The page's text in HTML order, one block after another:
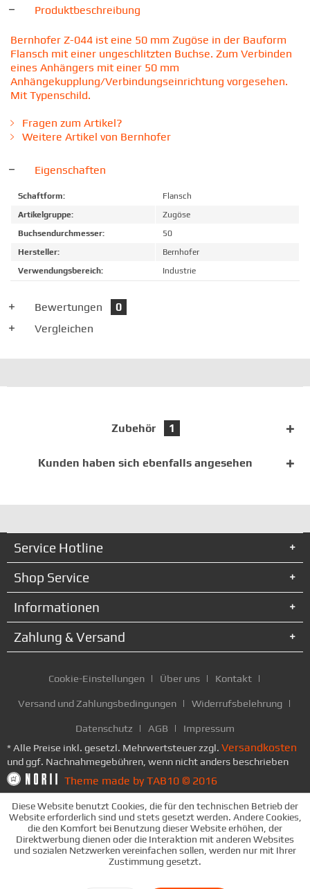
Produktbeschreibung
Bernhofer Z-044 ist eine 50 mm Zugöse in der Bauform
Flansch mit einer ungeschlitzten Buchse. Zum Verbinden
eines Anhängers mit einer 50 mm
Anhängekupplung/Verbindungseinrichtung vorgesehen.
Mit Typenschild.
Fragen zum Artikel?
Weitere Artikel von Bernhofer
Eigenschaften
Schaftform:
Flansch
Artikelgruppe:
Zugöse
Buchsendurchmesser:
50
Hersteller:
Bernhofer
Verwendungsbereich:
Industrie
Bewertungen
0
Vergleichen
Zubehör 1
Kunden haben sich ebenfalls angesehen
Service Hotline
Shop Service
Informationen
Zahlung & Versand
Cookie-Einstellungen Über uns Kontakt
Versand und Zahlungsbedingungen Widerrufsbelehrung
Datenschutz AGB
Impressum
* Alle Preise inkl. gesetzl. Mehrwertsteuer zzgl. Versandkosten
und ggf. Nachnahmegebühren, wenn nicht anders beschrieben
Theme made by TAB10 © 2016
Diese Website benutzt Cookies, die für den technischen Betrieb der
Website erforderlich sind und stets gesetzt werden. Andere Cookies,
die den Komfort bei Benutzung dieser Website erhöhen, der
Direktwerbung dienen oder die Interaktion mit anderen Websites
und sozialen Netzwerken vereinfachen sollen, werden nur mit Ihrer
Zustimmung gesetzt.